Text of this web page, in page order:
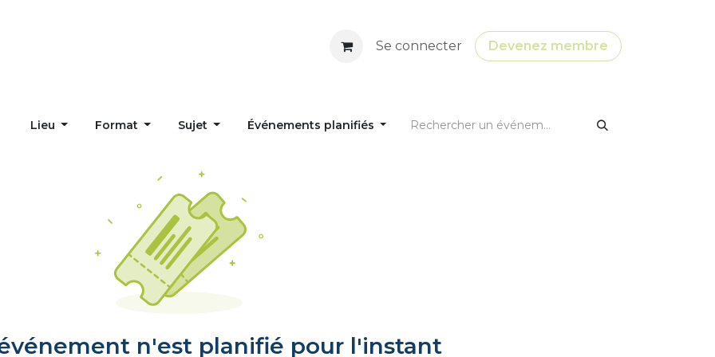
Se connecter Devenez membre
Lieu Format Sujet Événements planifiés
n'est planifié pour l'instant